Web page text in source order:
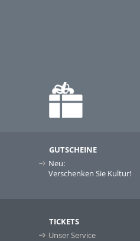
GUTSCHEINE
Neu:
Verschenken Sie Kultur!
TICKETS
Unser Service